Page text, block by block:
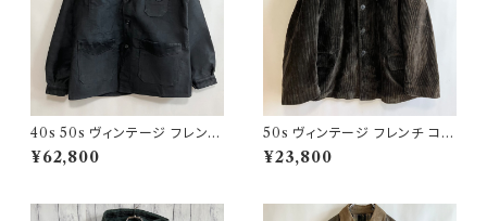
40s 50s ヴィンテージ フレンチ
Vポケ ブラックモールスキンジャ
ケット カバーオール
¥62,800
50s ヴィンテージ フレンチ コー
デュロイジャケット ビンテージ
ファーマーズジャケット
¥23,800